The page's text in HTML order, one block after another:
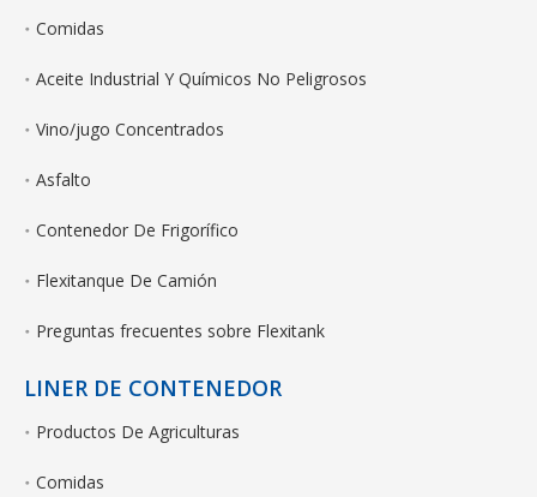
Comidas
Aceite Industrial Y Químicos No Peligrosos
Vino/jugo Concentrados
Asfalto
Contenedor De Frigorífico
Flexitanque De Camión
Preguntas frecuentes sobre Flexitank
LINER DE CONTENEDOR
Productos De Agriculturas
Comidas